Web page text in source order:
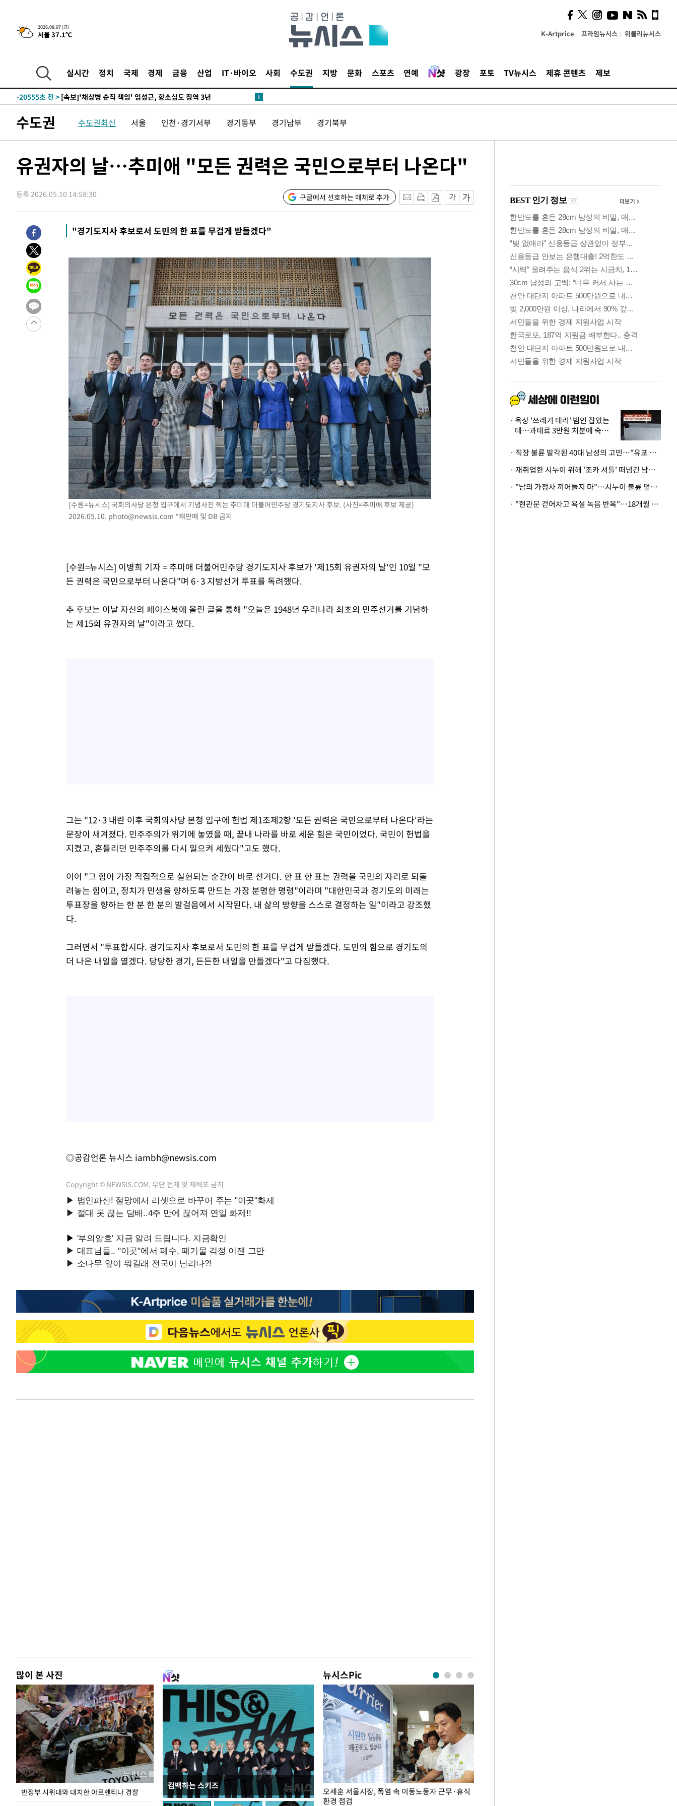
2026.08.07 (금)
서울 37.1℃ K-Artprice 프라임뉴시스 위클리뉴시스
실시간 정치 국제 경제 금융 산업 IT·바이오 사회 수도권 지방 문화 스포츠 연예 광장 포토 TV뉴시스 제휴 콘텐츠 제보
10분 전 >[속보] 뉴욕증시, 일제 하락 마감…나스닥 0.06%↓
병태 후임
-28070초 전 >
[속보]국힘 윤리위, '돌려차기 발언' 진종오·서범수 징계 절차 개시
-23395초 전 >
25.3%↑
-20555초 전 > [속보]'채상병 순직 책임' 임성근, 항소심도 징역 3년
-17021초 전 >
민주 콩고 에볼라환자 4천명 돌파, 4053명 발생 1850명 사망
-16271초 전 >[속보]'300억원대 사기 혐의' 차가원 대표 구속 송치
-13978초 전 >[속보]경찰·노동부, HL만도 평택사업장 끼임 사망 관련 압수수색
압수수색
-13614초 전 >[속보]원·달러 환율, 오전 9시 1423.8원
-13410초 전 >[속보]삼성전자·SK하이닉스 동반 강보합…1%대 상승 출발
-13396초 전 >
[속보]코스닥, 5.95포인트(0.74%) 상승한 807.62개장
-13364초 전 >
[속보]코스피, 6300선 재탈환…1.09% 오른 6365.07 개장
-10529초 전 >
-9827초 전 >
입추에도 극한더위…서울 낮 39도 '폭염중대경보'
-4791초 전 >
이란, 호르무즈서 "적국 목표물들"과 대치로 남부 케슘섬에서 두차
례 큰 폭발음
-3506초 전 >
[속보]美, 폴리실리콘 수입 규제…파생제품 15% 관세, 120일 후 발
-1657초 전 >
[속보]트럼프, 美 원정출산 금지 행정명령 서명
10분 전 >
[속보] 뉴욕증시, 일제 하락 마감…나스닥 0.06%↓
[속보]규제합리화위원회 부위원장에 김태유 서울대 공대 교수…이
[속보]국힘 윤리위, '돌려차기 발언' 진종오·서범수 징계 절차 개시
[속보] 7월 중국 수출 23.9%↑ 수입 27.5%↑…무역총액
[속보]'채상병 순직 책임' 임성근, 항소심도 징역 3년
[속보]종합특검, '관저이전 봐주기 감사' 유병호 구속기소
민주 콩고 에볼라환자 4천명 돌파, 4053명 발생 1850명 사망
[속보]'300억원대 사기 혐의' 차가원 대표 구속 송치
"미 전국적 살모네라 식중독 원인은 멕시코산 할라피뇨"-- CDC
[속보]경찰·노동부, HL만도 평택사업장 끼임 사망 관련 압수수색
[속보]합수본, '투표율 허위 입력' 중앙·서울·경기도 선관위 등 9곳
[속보]원·달러 환율, 오전 9시 1423.8원
[속보]삼성전자·SK하이닉스 동반 강보합…1%대 상승 출발
[속보]코스닥, 5.95포인트(0.74%) 상승한 807.62개장
[속보]코스피, 6300선 재탈환…1.09% 오른 6365.07 개장
이란, 호르무즈서 "적국 목표물들"과 대치로 남부 케슘섬에서 두차
[속보]美, 폴리실리콘 수입 규제…파생제품 15% 관세, 120일 후 발
[속보] 뉴욕증시, 일제 하락 마감…나스닥 0.06%↓
수도권 수도권최신 서울 인천·경기서부 경기동부 경기남부 경기북부
유권자의 날…추미애 "모든 권력은 국민으로부터 나온다"
등록 2026.05.10 14:58:30 구글에서 선호하는 매체로 추가
"경기도지사 후보로서 도민의 한 표를 무겁게 받들겠다"
[수원=뉴시스] 국회의사당 본청 입구에서 기념사진 찍는 추미애 더불어민주당 경기도지사 후보. (사진=추미애 후보 제공)
2026.05.10. photo@newsis.com *재판매 및 DB 금지
[수원=뉴시스] 이병희 기자 = 추미애 더불어민주당 경기도지사 후보가 '제15회 유권자의 날'인 10일 "모
든 권력은 국민으로부터 나온다"며 6·3 지방선거 투표를 독려했다.
추 후보는 이날 자신의 페이스북에 올린 글을 통해 "오늘은 1948년 우리나라 최초의 민주선거를 기념하
는 제15회 유권자의 날"이라고 썼다.
그는 "12·3 내란 이후 국회의사당 본청 입구에 헌법 제1조제2항 '모든 권력은 국민으로부터 나온다'라는
문장이 새겨졌다. 민주주의가 위기에 놓였을 때, 끝내 나라를 바로 세운 힘은 국민이었다. 국민이 헌법을
지켰고, 흔들리던 민주주의를 다시 일으켜 세웠다"고도 했다.
이어 "그 힘이 가장 직접적으로 실현되는 순간이 바로 선거다. 한 표 한 표는 권력을 국민의 자리로 되돌
려놓는 힘이고, 정치가 민생을 향하도록 만드는 가장 분명한 명령"이라며 "대한민국과 경기도의 미래는
투표장을 향하는 한 분 한 분의 발걸음에서 시작된다. 내 삶의 방향을 스스로 결정하는 일"이라고 강조했
다.
그러면서 "투표합시다. 경기도지사 후보로서 도민의 한 표를 무겁게 받들겠다. 도민의 힘으로 경기도의
더 나은 내일을 열겠다. 당당한 경기, 든든한 내일을 만들겠다"고 다짐했다.
◎공감언론 뉴시스 iambh@newsis.com
Copyright © NEWSIS.COM, 무단 전재 및 재배포 금지
많이 본 사진
반정부 시위대와 대치한 아르헨티나 경찰
컴백하는 스키즈
뉴시스Pic
이 대통령, 軍 장성 진급자들에게 삼정검 수치 수
여
오세훈 서울시장, 폭염 속 이동노동자 근무·휴식
환경 점검
시, 스마트폰 액세서리에
NFC 더했다
옥상 '쓰레기 테러' 범인 잡았는
데…과태료 3만원 처분에 숙박업
· 직장 불륜 발각된 40대 남성의 고민…"유포 동료 명예훼손·협박죄 고소 가능할까"
· 재취업한 시누이 위해 '조카 셔틀' 떠넘긴 남편…아내 "난 못한다"
· "남의 가정사 끼어들지 마"…시누이 불륜 덮으려는 남편에 억울한 아내
· "현관문 걷어차고 욕설 녹음 반복"…18개월 아기 키우는 집 뒤흔든 '앞집의 비극'